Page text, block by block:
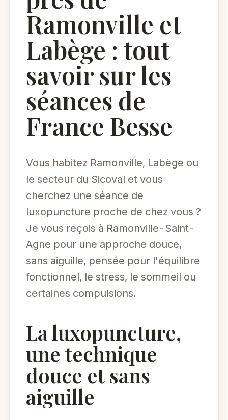
Ramonville et
Labège : tout
savoir sur les
séances de
France Besse
Vous habitez Ramonville, Labège ou
le secteur du Sicoval et vous
cherchez une séance de
luxopuncture proche de chez vous ?
Je vous reçois à Ramonville-Saint-
Agne pour une approche douce,
sans aiguille, pensée pour l'équilibre
fonctionnel, le stress, le sommeil ou
certaines compulsions.
La luxopuncture,
une technique
douce et sans
aiguille